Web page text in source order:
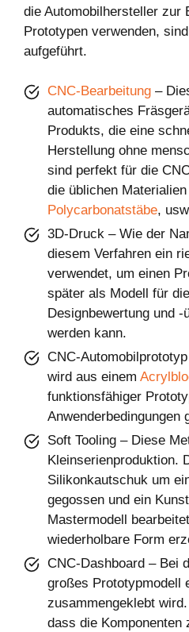
die Automobilhersteller zur
Prototypen verwenden,
aufgeführt.
CNC-Bearbeitung –
automatisches
Produkts, die eine
Herstellung ohne
sind perfekt für die
die üblichen Materialien
Polycarbonatstäbe,
3D-Druck – Wie der
diesem Verfahren ein
verwendet, um einen
später als Modell für
Designbewertung und
werden kann.
CNC-
wird aus einem
funktionsfähiger
Anwenderbedingungen
Soft Tooling – Diese
Kleinserienproduktion.
Silikonkautschuk um
gegossen und ein
Mastermodell
wiederholbare Form
CNC-Dashboard – Bei
großes Prototypmodell
zusammengeklebt
dass die Komponenten